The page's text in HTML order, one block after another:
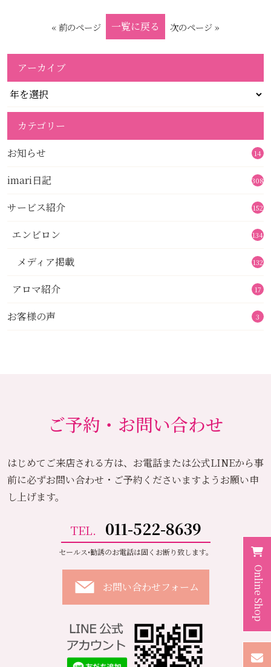
« 前のページ 一覧に戻る 次のページ »
アーカイブ
カテゴリー
お知らせ
14
imari日記 308
サービス紹介 152
エンビロン 134
メディア掲載 132
アロマ紹介 17
お客様の声 3
ご予約・お問い合わせ
はじめてご来店される方は、お電話または公式LINEから事
前に必ずお問い合わせ・ご予約くださいますようお願い申
し上げます。
TEL. 011-522-8639
セールス•勧誘のお電話は固くお断り致します。
お問い合わせフォーム Online Shop